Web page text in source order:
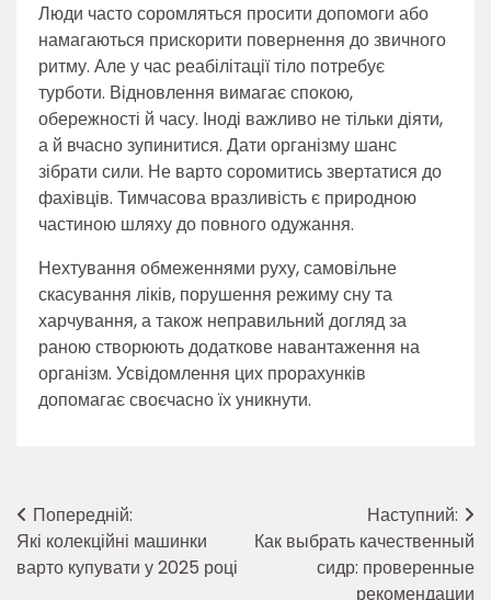
Люди часто соромляться просити допомоги або
намагаються прискорити повернення до звичного
ритму. Але у час реабілітації тіло потребує
турботи. Відновлення вимагає спокою,
обережності й часу. Іноді важливо не тільки діяти,
а й вчасно зупинитися. Дати організму шанс
зібрати сили. Не варто соромитись звертатися до
фахівців. Тимчасова вразливість є природною
частиною шляху до повного одужання.
Нехтування обмеженнями руху, самовільне
скасування ліків, порушення режиму сну та
харчування, а також неправильний догляд за
раною створюють додаткове навантаження на
організм. Усвідомлення цих прорахунків
допомагає своєчасно їх уникнути.
Навігація
записів
Попередній:
Які колекційні машинки
варто купувати у 2025 році
Наступний:
Как выбрать качественный
сидр: проверенные
рекомендации